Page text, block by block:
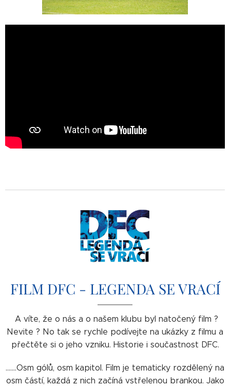
FILM DFC - LEGENDA SE VRACÍ
A víte, že o nás a o našem klubu byl natočený film ?
Nevite ? No tak se rychle podívejte na ukázky z filmu a
přečtěte si o jeho vzniku. Historie i součastnost DFC.
.......Osm gólů, osm kapitol. Film je tematicky rozdělený na
osm částí, každá z nich začíná vstřelenou brankou. Jako